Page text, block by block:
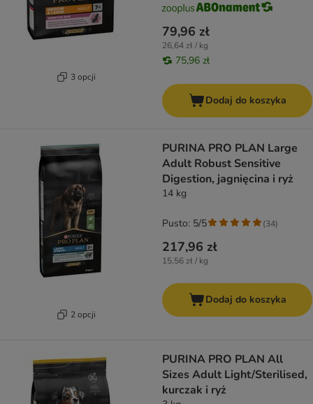
3 opcji
79,96 zł
26,64 zł / kg
75,96 zł
Dodaj do koszyka
2 opcji
PURINA PRO PLAN Large
Adult Robust Sensitive
Digestion, jagnięcina i ryż
14 kg
217,96 zł
15,56 zł / kg
Pusto: 5/5 (34)
Dodaj do koszyka
PURINA PRO PLAN All
Sizes Adult Light/Sterilised,
kurczak i ryż